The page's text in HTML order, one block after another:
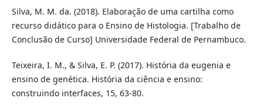
Silva, M. M. da. (2018). Elaboração de uma cartilha como
recurso didático para o Ensino de Histologia. [Trabalho de
Conclusão de Curso] Universidade Federal de Pernambuco.
Teixeira, I. M., & Silva, E. P. (2017). História da eugenia e
ensino de genética. História da ciência e ensino:
construindo interfaces, 15, 63-80.